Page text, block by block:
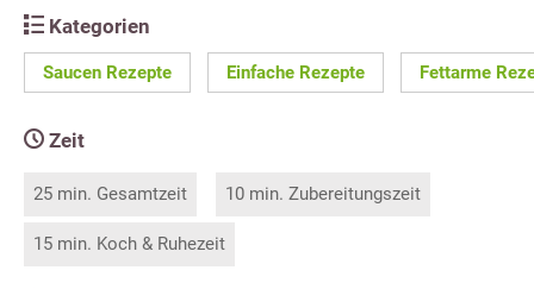
Kategorien
Saucen Rezepte Einfache Rezepte Fettarme
Zeit
25 min. Gesamtzeit 10 min. Zubereitungszeit
15 min. Koch & Ruhezeit